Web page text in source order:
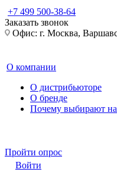
+7 499 500-38-64
Заказать звонок
Офис: г. Москва,
О компании
О дистрибьюторе
О бренде
Почему выбирают
Пройти опрос
Войти